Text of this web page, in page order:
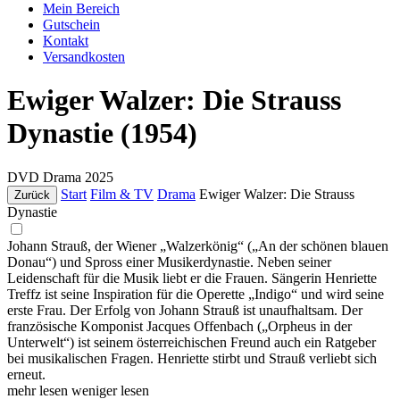
Mein Bereich
Gutschein
Kontakt
Versandkosten
Ewiger Walzer: Die Strauss
Dynastie (1954)
DVD Drama 2025
Zurück Start Film & TV Drama Ewiger Walzer: Die Strauss
Dynastie
Johann Strauß, der Wiener „Walzerkönig“ („An der schönen blauen
Donau“) und Spross einer Musikerdynastie. Neben seiner
Leidenschaft für die Musik liebt er die Frauen. Sängerin Henriette
Treffz ist seine Inspiration für die Operette „Indigo“ und wird seine
erste Frau. Der Erfolg von Johann Strauß ist unaufhaltsam. Der
französische Komponist Jacques Offenbach („Orpheus in der
Unterwelt“) ist seinem österreichischen Freund auch ein Ratgeber
bei musikalischen Fragen. Henriette stirbt und Strauß verliebt sich
erneut.
mehr lesen weniger lesen